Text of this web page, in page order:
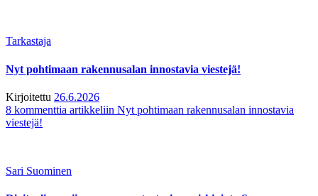
Tarkastaja
Nyt pohtimaan rakennusalan innostavia viestejä!
Kirjoitettu 26.6.2026
8 kommenttia artikkeliin Nyt pohtimaan rakennusalan innostavia
viestejä!
Sari Suominen